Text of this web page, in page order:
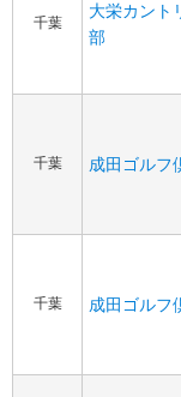
千葉
大栄カント
部
千葉 成田ゴルフ
千葉 成田ゴルフ